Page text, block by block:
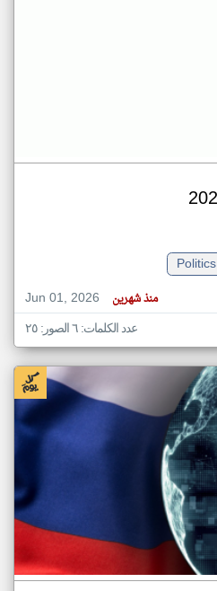
Politics
Jun 01, 2026
منذ شهرين
عدد الكلمات: ٦ الصور: ٢٥